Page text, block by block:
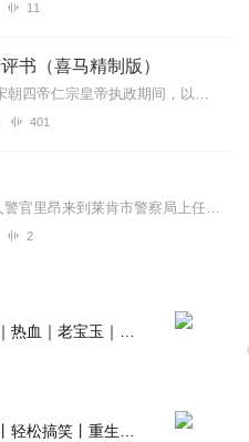
11
书（喜马精制版）
《白眉大侠》讲述了宋朝四帝仁宗皇帝执政期间，以徐良、白云瑞为书胆，包括七侠、大五义、小五义、小七杰等众开封府校尉，在八王赵德芳、包拯、颜查散等清官的支持下，为保...
401
1998年9月29日，新人警官里昂来到莱肯市警察局上任。但是，在进入市区以后却遭遇了被T病毒感染的丧尸。同一时刻，S.T.A.R.S.队员克里斯的妹妹克莱尔，...
2